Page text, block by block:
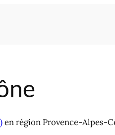
en région Provence-Alpes-